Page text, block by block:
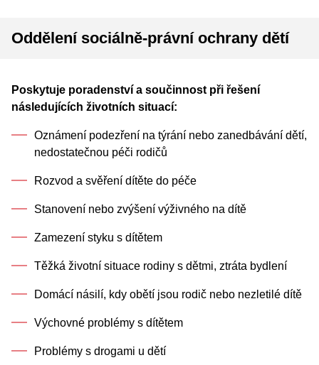
Oddělení sociálně-právní ochrany dětí
Poskytuje poradenství a součinnost při řešení
následujících životních situací:
Oznámení podezření na týrání nebo zanedbávání dětí,
nedostatečnou péči rodičů
Rozvod a svěření dítěte do péče
Stanovení nebo zvýšení výživného na dítě
Zamezení styku s dítětem
Těžká životní situace rodiny s dětmi, ztráta bydlení
Domácí násilí, kdy obětí jsou rodič nebo nezletilé dítě
Výchovné problémy s dítětem
Problémy s drogami u dětí